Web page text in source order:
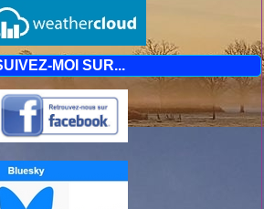
MOI SUR...